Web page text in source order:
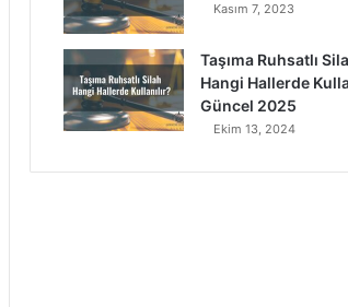
Kasım 7, 2023
Taşıma Ruhsatlı
Hangi Hallerde
Güncel 2025
Ekim 13, 2024